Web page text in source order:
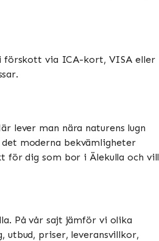
förskott via ICA-kort, VISA eller
lever man nära naturens lugn
moderna bekvämligheter
för dig som bor i Älekulla och vill
På vår sajt jämför vi olika
utbud, priser, leveransvillkor,